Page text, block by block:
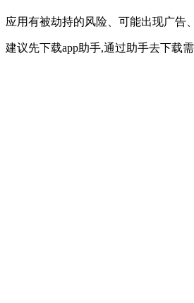
应用有被劫持的风险、可能出现广告
建议先下载app助手,通过助手去下载